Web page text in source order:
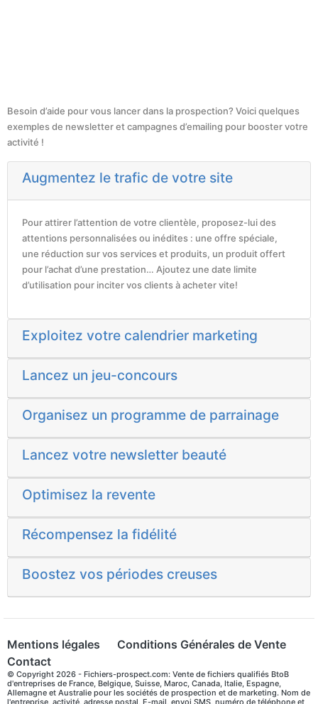
Besoin d’aide pour vous lancer dans la prospection? Voici quelques
exemples de newsletter et campagnes d’emailing pour booster votre
activité !
Augmentez le trafic de votre site
Pour attirer l’attention de votre clientèle, proposez-lui des
attentions personnalisées ou inédites : une offre spéciale,
une réduction sur vos services et produits, un produit offert
pour l’achat d’une prestation… Ajoutez une date limite
d’utilisation pour inciter vos clients à acheter vite!
Exploitez votre calendrier marketing
Lancez un jeu-concours
Organisez un programme de parrainage
Lancez votre newsletter beauté
Optimisez la revente
Récompensez la fidélité
Boostez vos périodes creuses
Mentions légales
Conditions Générales de Vente
Contact
© Copyright 2026 - Fichiers-prospect.com: Vente de fichiers qualifiés BtoB
d'entreprises de France, Belgique, Suisse, Maroc, Canada, Italie, Espagne,
Allemagne et Australie pour les sociétés de prospection et de marketing. Nom de